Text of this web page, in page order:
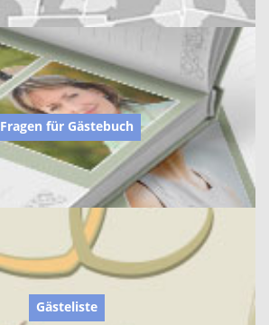
Fragen für Gästebuch
Gästeliste